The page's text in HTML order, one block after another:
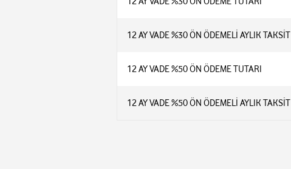
12 AY VADE %30 ÖN ÖDEMELİ AYLIK TAKSİT
12 AY VADE %50 ÖN ÖDEME TUTARI
12 AY VADE %50 ÖN ÖDEMELİ AYLIK TAKSİT